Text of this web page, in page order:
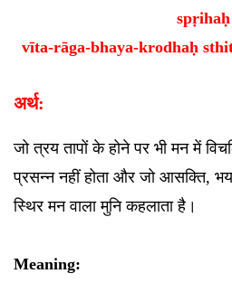
spṛihaḥ
vīta-rāga-bhaya-krodhaḥ
अर्थ:
जो त्रय तापों के होने पर भी मन में
प्रसन्न नहीं होता और जो आसक्ति,
स्थिर मन वाला मुनि कहलाता है।
Meaning: